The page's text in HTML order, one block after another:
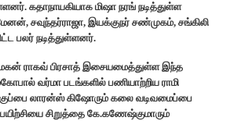
கதாநாயகியாக மிஷா நரங் நடித்துள்ள
சவுந்தர்ராஜா, இயக்குநர் சண்முகம், சங்கிலி
பலர் நடித்துள்ளனர்.
ராகவ் பிரசாத் இசையமைத்துள்ள இந்த
வர்மா படங்களில் பணியாற்றிய ராமி
லாரன்ஸ் கிஷோரும் கலை வடிவமைப்பை
சிறுத்தை கே.கணேஷ்குமாரும்